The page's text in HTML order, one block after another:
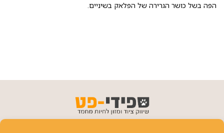
הפה בשל כושר הגרירה של הפלאק בשיניים.